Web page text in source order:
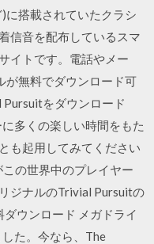
に搭載されていたクラシ
信音を配布しているスマ
イトです。電話やメー
が無料でダウンロード可
をダウンロード
多くの楽しい時間をもた
も起用してみてください
の世界中のプレイヤー
ジナルのTrivial Pursuitの
ウンロード メガドライ
た。今なら、The